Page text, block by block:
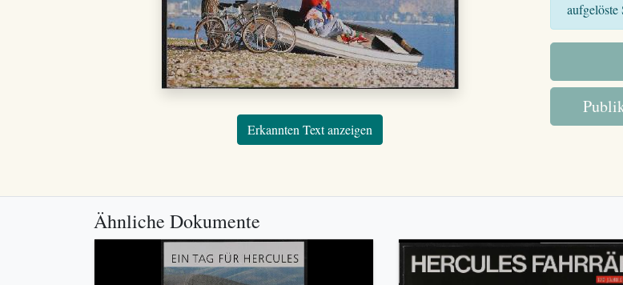
Erkannten Text anzeigen
aufgelöste
Ähnliche Dokumente